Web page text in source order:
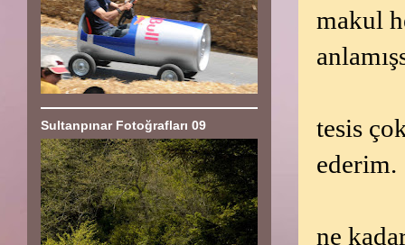
makul
tesis
ederim.
ne
Sultanpınar Fotoğrafları 09